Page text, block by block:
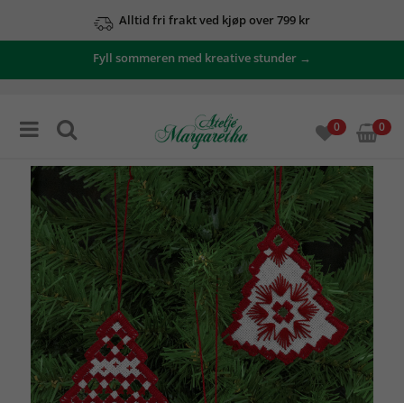
Alltid fri frakt ved kjøp over 799 kr
Fyll sommeren med kreative stunder →
0 0